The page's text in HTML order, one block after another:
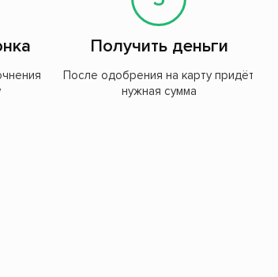
Получить деньги
После одобрения на карту придёт
нужная сумма